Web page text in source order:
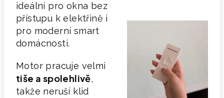
ideální pro okna bez
přístupu k elektřině i
pro moderní smart
domácnosti.
Motor pracuje velmi
tiše a spolehlivě,
takže neruší klid